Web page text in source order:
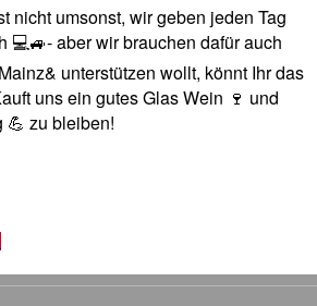
nicht umsonst, wir geben jeden Tag
💻🚙- aber wir brauchen dafür auch
unterstützen wollt, könnt Ihr das
uns ein gutes Glas Wein 🍷 und
💪 zu bleiben!